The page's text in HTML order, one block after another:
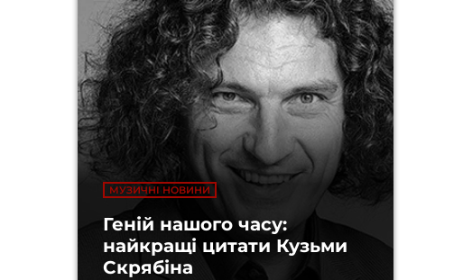
МУЗИЧНІ НОВИНИ
Геній нашого часу:
найкращі цитати Кузьми
Скрябіна